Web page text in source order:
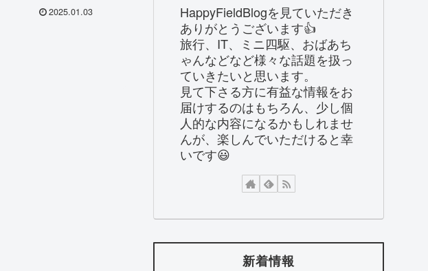
2025.01.03
HappyFieldBlogを見ていただき
ありがとうございます👍
旅行、IT、ミニ四駆、おばあち
ゃんなどなど様々な話題を扱っ
ていきたいと思います。
見て下さる方に有益な情報をお
届けするのはもちろん、少し個
人的な内容になるかもしれませ
んが、楽しんでいただけると幸
いです😃
新着情報